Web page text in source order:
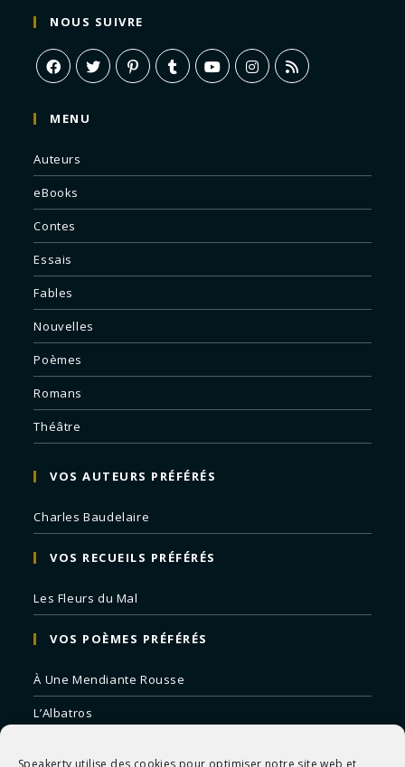
Speakerty utilise des cookies pour optimiser notre site web et
NOUS SUIVRE
MENU
Auteurs
eBooks
Contes
Essais
Fables
Nouvelles
Poèmes
Romans
Théâtre
VOS AUTEURS PRÉFÉRÉS
Charles Baudelaire
VOS RECUEILS PRÉFÉRÉS
Les Fleurs du Mal
VOS POÈMES PRÉFÉRÉS
À Une Mendiante Rousse
L’Albatros